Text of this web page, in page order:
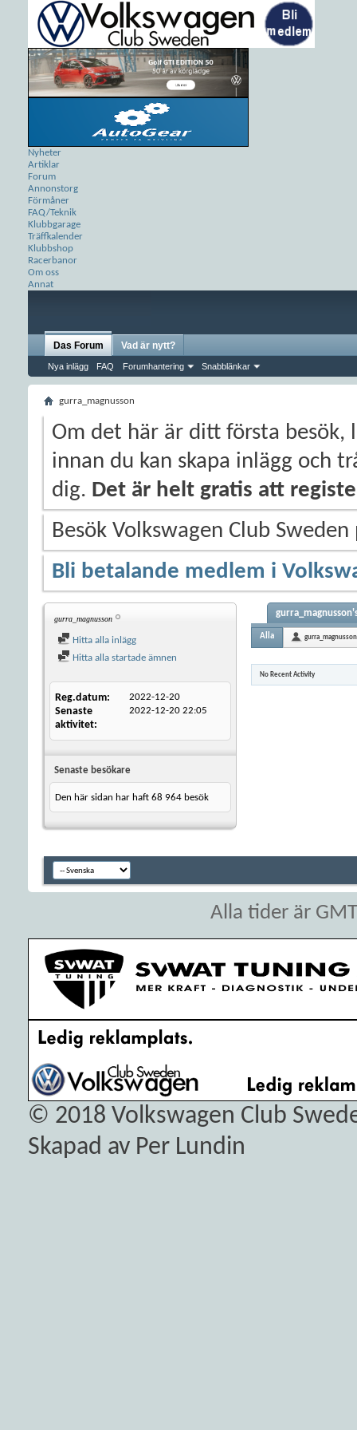
Nyheter
Artiklar
Forum
Annonstorg
Förmåner
FAQ/Teknik
Klubbgarage
Träffkalender
Klubbshop
Racerbanor
Om oss
Annat
Das Forum
Nya inlägg FAQ Forumhantering Snabblänkar
Vad är nytt?
gurra_magnusson
Om det här är ditt första besök,
innan du kan skapa inlägg och
dig. Det är helt gratis att
Besök Volkswagen Club
Bli betalande medlem i
gurra_magnusson
Hitta alla inlägg
Hitta alla startade ämnen
Reg.datum 2022-12-20
Senaste
aktivitet
2022-12-20 22:05
Senaste besökare
Den här sidan har haft 68 964 besök
Alla gurra_magnusson
No Recent Activity
Alla tider är
© 2018 Volkswagen Club
Skapad av Per Lundin